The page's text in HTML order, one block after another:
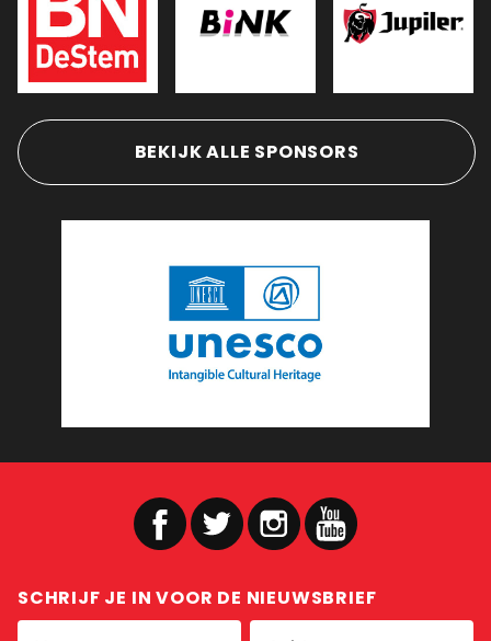
BEKIJK ALLE SPONSORS
SCHRIJF JE IN VOOR DE NIEUWSBRIEF